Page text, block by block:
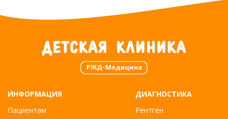
ИНФОРМАЦИЯ
Пациентам
ДИАГНОСТИКА
Рентген